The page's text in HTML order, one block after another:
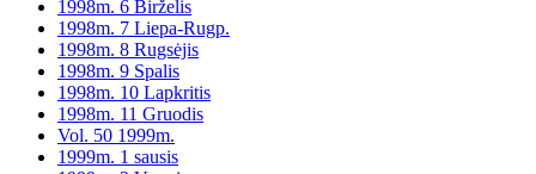
1998m. 6 Birželis
1998m. 7 Liepa-Rugp.
1998m. 8 Rugsėjis
1998m. 9 Spalis
1998m. 10 Lapkritis
1998m. 11 Gruodis
Vol. 50 1999m.
1999m. 1 sausis